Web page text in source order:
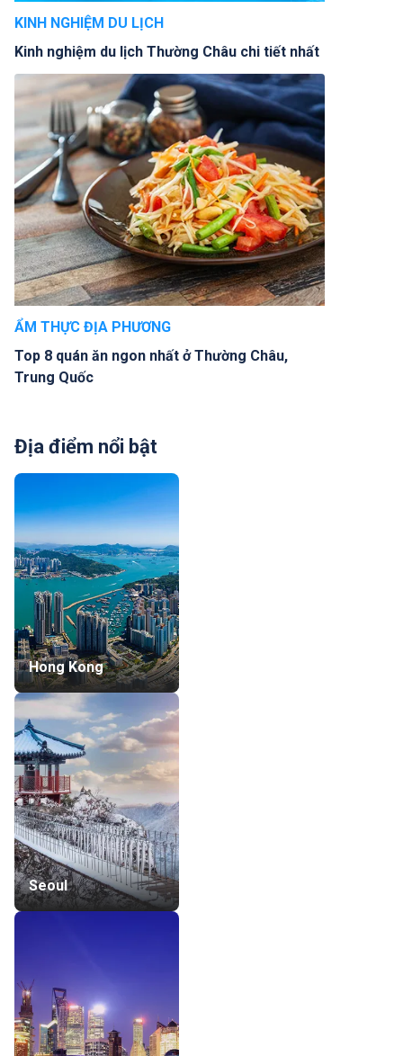
KINH NGHIỆM DU LỊCH
Kinh nghiệm du lịch Thường Châu chi tiết nhất
ẨM THỰC ĐỊA PHƯƠNG
Top 8 quán ăn ngon nhất ở Thường Châu,
Trung Quốc
Địa điểm nổi bật
Hong Kong
Seoul